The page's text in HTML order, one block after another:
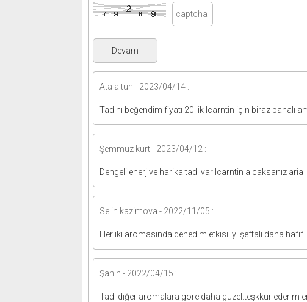
Ata altun - 2023/04/14 :
Tadını beğendim fiyatı 20 lik lcarntin için biraz
Şemmuz kurt - 2023/04/12 :
Dengeli enerj ve harika tadı var lcarntin alcaksanız
Selin kazimova - 2022/11/05 :
Her iki aromasında denedim etkisi iyi şeftali daha hafif
Şahin - 2022/04/15 :
Tadi diğer aromalara göre daha güzel.teşkkür ederim